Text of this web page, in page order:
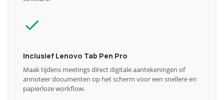
Inclusief Lenovo Tab Pen Pro
Maak tijdens meetings direct digitale aantekeningen of
annoteer documenten op het scherm voor een snellere en
papierloze workflow.